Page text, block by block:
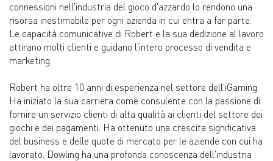
connessioni nell'industria del gioco d'azzardo lo rendono una
risorsa inestimabile per ogni azienda in cui entra a far parte.
Le capacità comunicative di Robert e la sua dedizione al lavoro
attirano molti clienti e guidano l'intero processo di vendita e
marketing.
Robert ha oltre 10 anni di esperienza nel settore dell'iGaming.
Ha iniziato la sua carriera come consulente con la passione di
fornire un servizio clienti di alta qualità ai clienti del settore dei
giochi e dei pagamenti. Ha ottenuto una crescita significativa
del business e delle quote di mercato per le aziende con cui ha
lavorato. Dowling ha una profonda conoscenza dell'industria